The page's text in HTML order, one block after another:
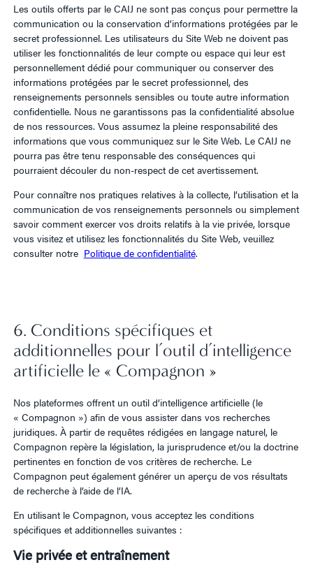
Les outils offerts par le CAIJ ne sont pas conçus pour permettre la
communication ou la conservation d’informations protégées par le
secret professionnel. Les utilisateurs du Site Web ne doivent pas
utiliser les fonctionnalités de leur compte ou espace qui leur est
personnellement dédié pour communiquer ou conserver des
informations protégées par le secret professionnel, des
renseignements personnels sensibles ou toute autre information
confidentielle. Nous ne garantissons pas la confidentialité absolue
de nos ressources. Vous assumez la pleine responsabilité des
informations que vous communiquez sur le Site Web. Le CAIJ ne
pourra pas être tenu responsable des conséquences qui
pourraient découler du non-respect de cet avertissement.
Pour connaître nos pratiques relatives à la collecte, l’utilisation et la
communication de vos renseignements personnels ou simplement
savoir comment exercer vos droits relatifs à la vie privée, lorsque
vous visitez et utilisez les fonctionnalités du Site Web, veuillez
consulter notre Politique de confidentialité.
6. Conditions spécifiques et
additionnelles pour l’outil d’intelligence
artificielle le « Compagnon »
Nos plateformes offrent un outil d’intelligence artificielle (le
« Compagnon ») afin de vous assister dans vos recherches
juridiques. À partir de requêtes rédigées en langage naturel, le
Compagnon repère la législation, la jurisprudence et/ou la doctrine
pertinentes en fonction de vos critères de recherche. Le
Compagnon peut également générer un aperçu de vos résultats
de recherche à l’aide de l’IA.
En utilisant le Compagnon, vous acceptez les conditions
spécifiques et additionnelles suivantes :
Vie privée et entraînement